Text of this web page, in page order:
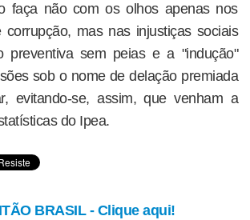
faça não com os olhos apenas nos
corrupção, mas nas injustiças sociais
preventiva sem peias e a "indução"
sob o nome de delação premiada
evitando-se, assim, que venham a
do Ipea.
BRASIL - Clique aqui!